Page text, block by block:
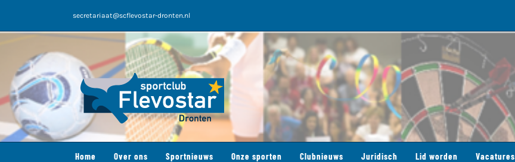
inhoud
secretariaat@scflevostar-dronten.nl
Home Over ons Sportnieuws Onze sporten Clubnieuws Juridisch Lid worden Vacatures